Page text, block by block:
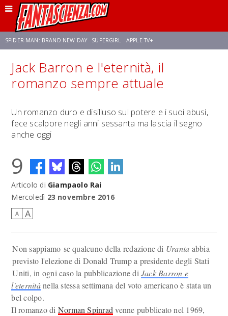
SPIDER-MAN: BRAND NEW DAY SUPERGIRL APPLE TV+
FRANCO RICCIARDIELLO ZENDAYA STAR TREK AVENGERS: DOOMSDAY
Jack Barron e l'eternità, il
romanzo sempre attuale
Un romanzo duro e disilluso sul potere e i suoi abusi,
fece scalpore negli anni sessanta ma lascia il segno
anche oggi
9
Articolo di Giampaolo Rai
Mercoledì 23 novembre 2016
A A
Non sappiamo se qualcuno della redazione di Urania abbia
previsto l'elezione di Donald Trump a presidente degli Stati
Uniti, in ogni caso la pubblicazione diJack Barron e
l'eternitànella stessa settimana del voto americano è stata un
bel colpo.
Il romanzo di Norman Spinrad venne pubblicato nel 1969,